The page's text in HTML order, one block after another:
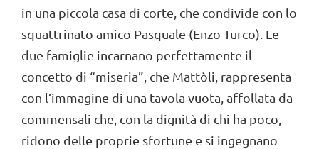
in una piccola casa di corte, che condivide con lo
squattrinato amico Pasquale (Enzo Turco). Le
due famiglie incarnano perfettamente il
concetto di “miseria”, che Mattòli, rappresenta
con l’immagine di una tavola vuota, affollata da
commensali che, con la dignità di chi ha poco,
ridono delle proprie sfortune e si ingegnano